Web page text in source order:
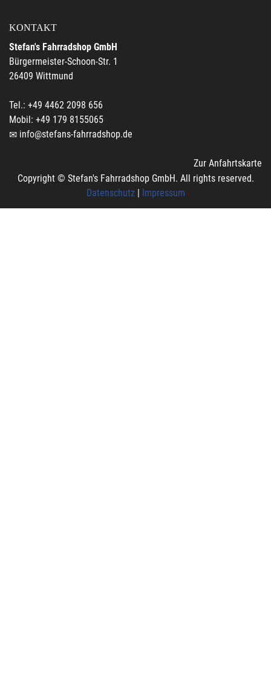
KONTAKT
Stefan's Fahrradshop GmbH
Bürgermeister-Schoon-Str. 1
26409 Wittmund
Tel.: +49 4462 2098 656
Mobil: +49 179 8155065
info@stefans-fahrradshop.de
Zur Anfahrtskarte
Copyright © Stefan's Fahrradshop GmbH. All rights reserved.
Datenschutz| Impressum